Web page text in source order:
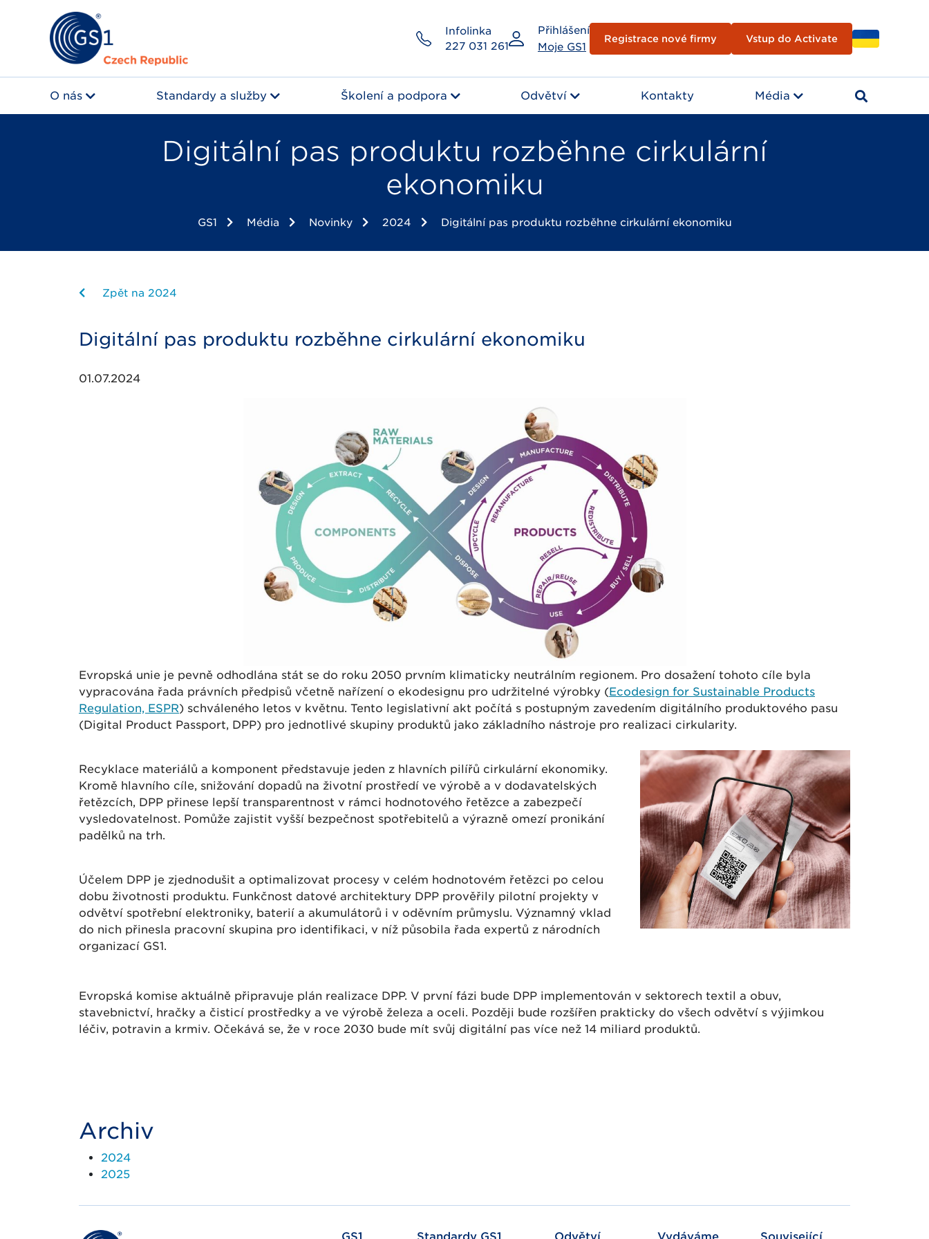
Infolinka
227 031 261
Přihlášení
Moje GS1
Registrace nové firmy Vstup do Activate
O nás Standardy a služby Školení a podpora Odvětví Kontakty Média
Digitální pas produktu rozběhne cirkulární
ekonomiku
GS1 Média Novinky 2024 Digitální pas produktu rozběhne cirkulární ekonomiku
Zpět na 2024
Digitální pas produktu rozběhne cirkulární ekonomiku
01.07.2024
Evropská unie je pevně odhodlána stát se do roku 2050 prvním klimaticky neutrálním regionem. Pro dosažení tohoto cíle byla
vypracována řada právních předpisů včetně nařízení o ekodesignu pro udržitelné výrobky (Ecodesign for Sustainable Products
Regulation, ESPR) schváleného letos v květnu. Tento legislativní akt počítá s postupným zavedením digitálního produktového pasu
(Digital Product Passport, DPP) pro jednotlivé skupiny produktů jako základního nástroje pro realizaci cirkularity.
Recyklace materiálů a komponent představuje jeden z hlavních pilířů cirkulární ekonomiky.
Kromě hlavního cíle, snižování dopadů na životní prostředí ve výrobě a v dodavatelských
řetězcích, DPP přinese lepší transparentnost v rámci hodnotového řetězce a zabezpečí
vysledovatelnost. Pomůže zajistit vyšší bezpečnost spotřebitelů a výrazně omezí pronikání
padělků na trh.
Účelem DPP je zjednodušit a optimalizovat procesy v celém hodnotovém řetězci po celou
dobu životnosti produktu. Funkčnost datové architektury DPP prověřily pilotní projekty v
odvětví spotřební elektroniky, baterií a akumulátorů i v oděvním průmyslu. Významný vklad
do nich přinesla pracovní skupina pro identifikaci, v níž působila řada expertů z národních
organizací GS1.
Evropská komise aktuálně připravuje plán realizace DPP. V první fázi bude DPP implementován v sektorech textil a obuv,
stavebnictví, hračky a čisticí prostředky a ve výrobě železa a oceli. Později bude rozšířen prakticky do všech odvětví s výjimkou
léčiv, potravin a krmiv. Očekává se, že v roce 2030 bude mít svůj digitální pas více než 14 miliard produktů.
Archiv
2024
2025
GS1 Standardy GS1 Odvětví Vydáváme Související